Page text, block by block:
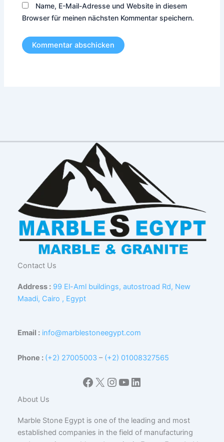
Name, E-Mail-Adresse und Website in diesem
Browser für meinen nächsten Kommentar speichern.
Contact Us
Address : 99 El-Aml buildings, autostroad Rd, New
Maadi, Cairo , Egypt
Email : info@marblestoneegypt.com
Phone : (+2) 27005003 – (+2) 01008327565
Facebook
X Instagram
YouTube
LinkedIn
About Us
Marble Stone Egypt is one of the leading and most
established companies in the field of manufacturing